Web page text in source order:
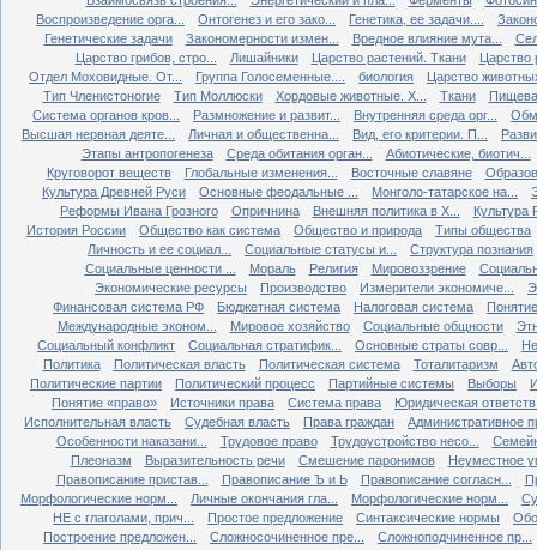
Воспроизведение орга...
Онтогенез и его зако... Генетика, ее задачи....
Генетические задачи
Закономерности измен... Вредное влияние мута...
Царство грибов, стро...
Лишайники Царство растений. Ткани
Царство
Отдел Моховидные. От...
Группа Голосеменные.... биология
Царство
Тип Членистоногие
Тип Моллюски Хордовые животные. Х... Ткани
Система органов кров...
Размножение и развит... Внутренняя среда орг...
Высшая нервная деяте...
Личная и общественна... Вид, его критерии. П...
Этапы антропогенеза
Среда обитания орган...
Абиотические, биотич...
Круговорот веществ
Глобальные изменения... Восточные славяне
Культура Древней Руси
Основные феодальные ... Монголо-татарское на...
Реформы Ивана Грозного
Опричнина Внешняя политика в X...
Культура
История России
Общество как система Общество и природа
Типы общества
Личность и ее социал...
Социальные статусы и...
Структура познания
Социальные ценности ...
Мораль Религия Мировоззрение
Экономические ресурсы
Производство Измерители экономиче...
Финансовая система РФ
Бюджетная система Налоговая система
Международные эконом...
Мировое хозяйство Социальные общности
Социальный конфликт
Социальная стратифик... Основные страты совр...
Политика
Политическая власть Политическая система Тоталитаризм
Политические партии
Политический процесс Партийные системы Выборы
Понятие «право»
Источники права Система права
Юридическая
Исполнительная власть
Судебная власть Права граждан
Административное
Особенности наказани...
Трудовое право Трудоустройство несо...
Плеоназм
Выразительность речи Смешение паронимов
Неуместное
Правописание пристав...
Правописание Ъ и Ь Правописание согласн...
Морфологические норм...
Личные окончания гла... Морфологические норм...
НЕ с глаголами, прич...
Простое предложение Синтаксические нормы
Построение предложен...
Сложносочиненное пре...
Сложноподчиненное пр...